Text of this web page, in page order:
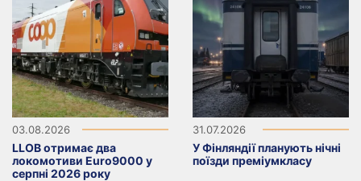
03.08.2026
LLOB отримає два
локомотиви Euro9000 у
серпні 2026 року
31.07.2026
У Фінляндії планують нічні
поїзди преміумкласу